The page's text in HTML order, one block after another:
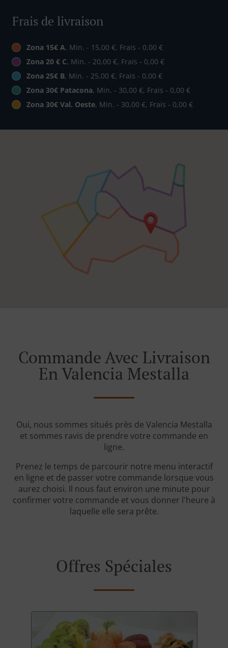
Frais de livraison
Zona 15€ A, Min. - 15,00 €, Frais - 0,00 €
Zona 20 € C, Min. - 20,00 €, Frais - 0,00 €
Zona 25€ B, Min. - 25,00 €, Frais - 0,00 €
Zona 30€ Patacona, Min. - 30,00 €, Frais - 0,00 €
Zona 30€ Val. Oeste, Min. - 30,00 €, Frais - 0,00 €
Commande Avec Livraison
En Valencia Mestalla
Oui, nous sommes situés près de Valencia Mestalla
et sommes ravis de prendre votre commande en
ligne.
Prenez le temps de parcourir notre menu interactif
en ligne et de passer votre commande lorsque vous
aurez choisi. Il nous faut environ une minute pour
confirmer votre commande et vous donner l'heure à
laquelle elle sera prête.
Offres Spéciales